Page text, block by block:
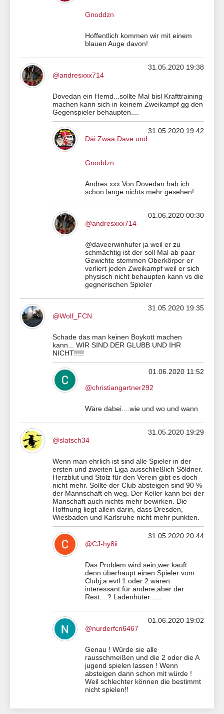
Gnoddzn
Hoffentlich kommen wir mit einem
blauen Auge davon!
31.05.2020 19:38
@andresxxx714
Dovedan ein Hemd...sollte Mal bisl Krafttraining
machen kann sich in keinem Zweikampf gg den
Gegenspieler behaupten....
31.05.2020 19:42
Däi Zwaa Dave und
Gnoddzn
Andres xxx Von Dovedan hab ich
schon lange nichts mehr gesehen!
01.06.2020 00:30
@andresxxx714
@daveerwinhufer ja weil er zu
schmächtig ist der soll Mal ab paar
Gewichte stemmen Oberkörper er
verliert jeden Zweikampf weil er sich
physisch nicht behaupten kann vs die
gegnerischen Spieler
31.05.2020 19:35
@Wolf_FCN
Schade das man keinen Boykott machen
kann... WIR SIND DER GLUBB UND IHR
NICHT!!!!!
01.06.2020 11:52
@christiangartner292
Wäre dabei....wie und wo und wann
31.05.2020 19:29
@slatsch34
Wenn man ehrlich ist sind alle Spieler in der
ersten und zweiten Liga ausschließlich Söldner.
Herzblut und Stolz für den Verein gibt es doch
nicht mehr. Sollte der Club absteigen sind 90 %
der Mannschaft eh weg. Der Keller kann bei der
Manschaft auch nichts mehr bewirken. Die
Hoffnung liegt allein darin, dass Dresden,
Wiesbaden und Karlsruhe nicht mehr punkten.
31.05.2020 20:44
@CJ-hy8ii
Das Problem wird sein,wer kauft
denn überhaupt einen Spieler vom
Clubj,a evtl 1 oder 2 wären
interessant für andere,aber der
Rest....? Ladenhüter......
01.06.2020 19:02
@nurderfcn6467
Genau ! Würde sie alle
rausschmeißen und die 2 oder die A
jugend spielen lassen ! Wenn
absteigen dann schon mit würde !
Weil schlechter können die bestimmt
nicht spielen!!